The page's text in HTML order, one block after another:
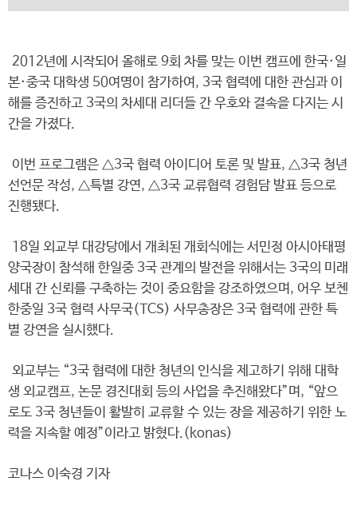
2012년에 시작되어 올해로 9회 차를 맞는 이번 캠프에 한국·일
본·중국 대학생 50여명이 참가하여, 3국 협력에 대한 관심과 이
해를 증진하고 3국의 차세대 리더들 간 우호와 결속을 다지는 시
간을 가졌다.
이번 프로그램은 △3국 협력 아이디어 토론 및 발표, △3국 청년
선언문 작성, △특별 강연, △3국 교류협력 경험담 발표 등으로
진행됐다.
18일 외교부 대강당에서 개최된 개회식에는 서민정 아시아태평
양국장이 참석해 한일중 3국 관계의 발전을 위해서는 3국의 미래
세대 간 신뢰를 구축하는 것이 중요함을 강조하였으며, 어우 보첸
한중일 3국 협력 사무국(TCS) 사무총장은 3국 협력에 관한 특
별 강연을 실시했다.
외교부는 “3국 협력에 대한 청년의 인식을 제고하기 위해 대학
생 외교캠프, 논문 경진대회 등의 사업을 추진해왔다”며, “앞으
로도 3국 청년들이 활발히 교류할 수 있는 장을 제공하기 위한 노
력을 지속할 예정”이라고 밝혔다.(konas)
코나스 이숙경 기자